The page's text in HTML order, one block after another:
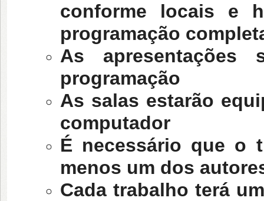
conforme locais e
programação
As apresentações
programação
As salas estarão
computador
É necessário que o
menos um dos
Cada trabalho terá